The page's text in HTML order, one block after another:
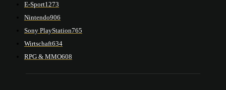
E-Sport1273
Nintendo906
Sony PlayStation765
Wirtschaft634
RPG & MMO608